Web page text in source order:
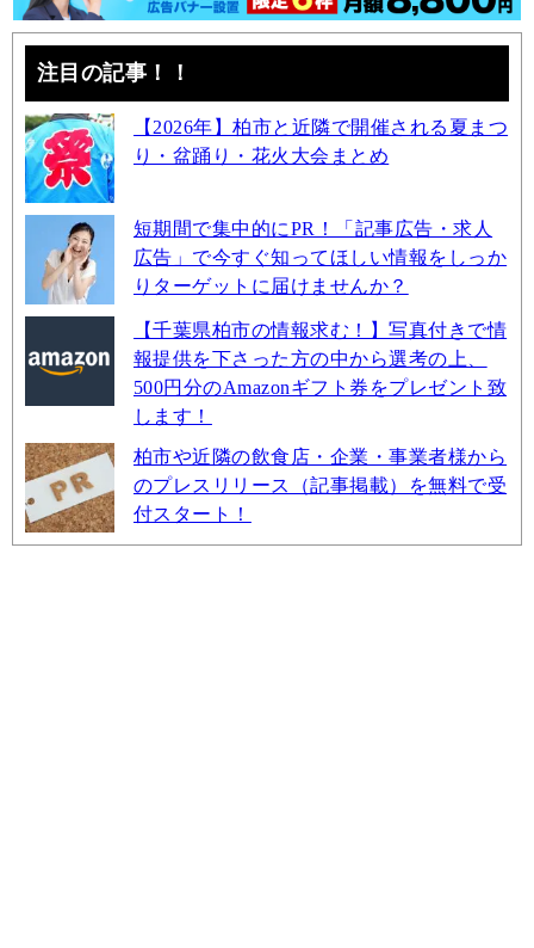
注目の記事！！
【2026年】柏市と近隣で開催される夏まつ
り・盆踊り・花火大会まとめ
短期間で集中的にPR！「記事広告・求人
広告」で今すぐ知ってほしい情報をしっか
りターゲットに届けませんか？
【千葉県柏市の情報求む！】写真付きで情
報提供を下さった方の中から選考の上、
500円分のAmazonギフト券をプレゼント致
します！
柏市や近隣の飲食店・企業・事業者様から
のプレスリリース（記事掲載）を無料で受
付スタート！